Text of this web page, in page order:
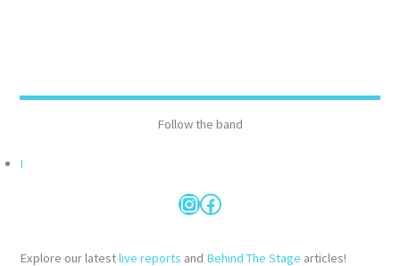
Follow the band
I
Instagram
Facebook
Explore our latestlive reports and Behind The Stage articles!